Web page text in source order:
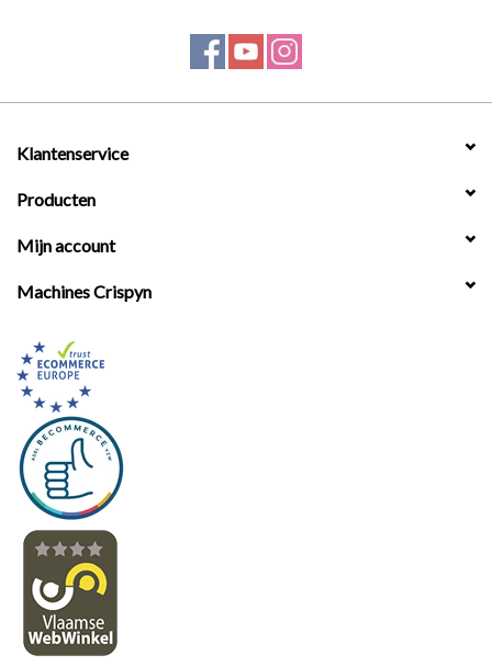
Klantenservice
Producten
Mijn account
Machines Crispyn